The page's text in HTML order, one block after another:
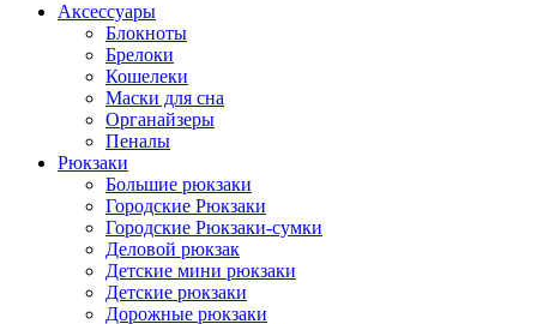
Аксессуары
Блокноты
Брелоки
Кошелеки
Маски для сна
Органайзеры
Пеналы
Рюкзаки
Большие рюкзаки
Городские Рюкзаки
Городские Рюкзаки-сумки
Деловой рюкзак
Детские мини рюкзаки
Детские рюкзаки
Дорожные рюкзаки